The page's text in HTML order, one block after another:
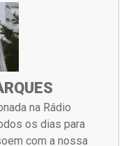
na Rádio
os dias para
com a nossa